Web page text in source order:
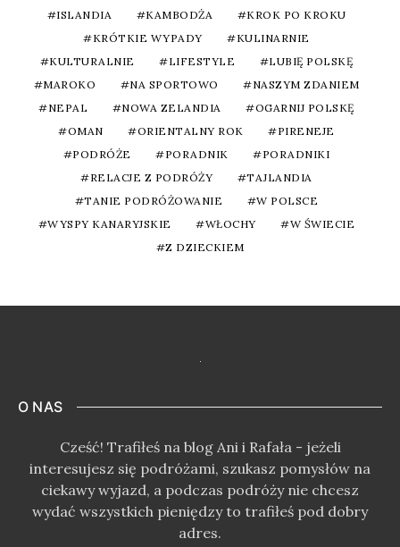
ISLANDIA
KAMBODŻA
KROK PO KROKU
KRÓTKIE WYPADY
KULINARNIE
KULTURALNIE
LIFESTYLE
LUBIĘ POLSKĘ
MAROKO
NA SPORTOWO
NASZYM ZDANIEM
NEPAL
NOWA ZELANDIA
OGARNIJ POLSKĘ
OMAN
ORIENTALNY ROK
PIRENEJE
PODRÓŻE
PORADNIK
PORADNIKI
RELACJE Z PODRÓŻY
TAJLANDIA
TANIE PODRÓŻOWANIE
W POLSCE
WYSPY KANARYJSKIE
WŁOCHY
W ŚWIECIE
Z DZIECKIEM
O NAS
Cześć! Trafiłeś na blog Ani i Rafała - jeżeli
interesujesz się podróżami, szukasz pomysłów na
ciekawy wyjazd, a podczas podróży nie chcesz
wydać wszystkich pieniędzy to trafiłeś pod dobry
adres.